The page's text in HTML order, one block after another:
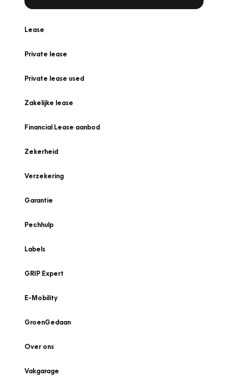
Lease
Private lease
Private lease used
Zakelijke lease
Financial Lease aanbod
Zekerheid
Verzekering
Garantie
Pechhulp
Labels
GRIP Expert
E-Mobility
GroenGedaan
Over ons
Vakgarage